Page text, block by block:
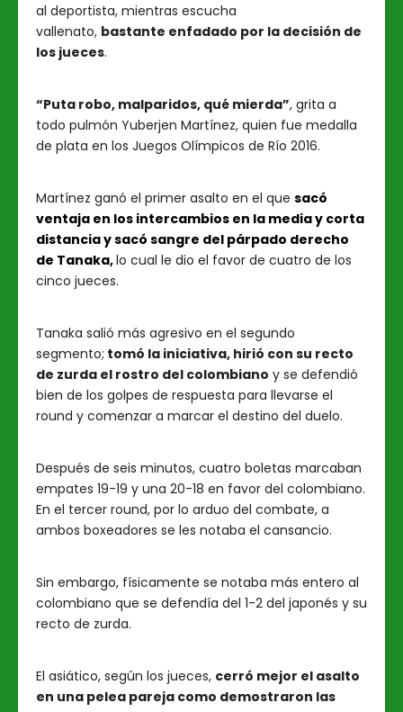
al deportista, mientras escucha
vallenato, bastante enfadado por la decisión de
los jueces.
“Puta robo, malparidos, qué mierda”, grita a
todo pulmón Yuberjen Martínez, quien fue medalla
de plata en los Juegos Olímpicos de Río 2016.
Martínez ganó el primer asalto en el que sacó
ventaja en los intercambios en la media y corta
distancia y sacó sangre del párpado derecho
de Tanaka,lo cual le dio el favor de cuatro de los
cinco jueces.
Tanaka salió más agresivo en el segundo
segmento; tomó la iniciativa, hirió con su recto
de zurda el rostro del colombiano y se defendió
bien de los golpes de respuesta para llevarse el
round y comenzar a marcar el destino del duelo.
Después de seis minutos, cuatro boletas marcaban
empates 19-19 y una 20-18 en favor del colombiano.
En el tercer round, por lo arduo del combate, a
ambos boxeadores se les notaba el cansancio.
Sin embargo, físicamente se notaba más entero al
colombiano que se defendía del 1-2 del japonés y su
recto de zurda.
El asiático, según los jueces, cerró mejor el asalto
en una pelea pareja como demostraron las